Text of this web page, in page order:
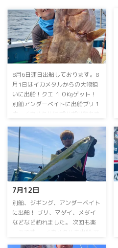
8月6日連日出船しております。8
月1日は⁡イカメタルからの大物狙
いに出船！⁡⁡クエ １０Kgゲット！⁡⁡
別船アンダーベイトに出船⁡⁡⁡ブリ１
本…⁡イカメタルは⁡ポツポツ釣れま
船！⁡⁡⁡キハダ ⁡55kgゲット！⁡⁡⁡別船は
ジギングに出船！⁡⁡ヒレナガカンパ
チ、カンパチ⁡、⁡マダイをゲット！⁡⁡⁡
イカメタル便は⁡アカイカ、スルメ
イカ⁡⁡お土産になりました！⁡3日⁡は⁡
イカメタルに出船！⁡⁡スルメイカが
たくさん釣れました。⁡⁡アカイカは
竿頭１１ハイ⁡でした。4日は⁡別船
が ...
7月12日⁡
⁡別船⁡、ジギング、アンダーベイト
に出船！⁡ ⁡ブリ、マダイ、メダイ⁡
などなど釣れました。⁡ ⁡次回も楽
しみです。⁡ ⁡⁡ ⁡イカメタルも出船⁡ ⁡ア